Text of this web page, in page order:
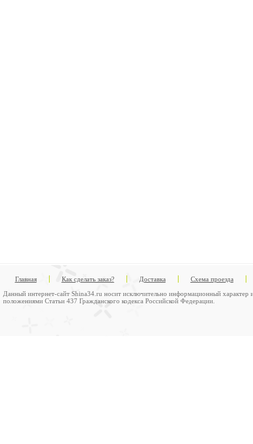
Главная Как сделать заказ? Доставка Схема проезда
Данный интернет-сайт Shina34.ru носит исключительно информационный характер
положениями Статьи 437 Гражданского кодекса Российской Федерации.